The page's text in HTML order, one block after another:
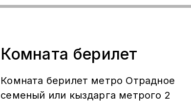
Вотсапка жазгыла.
Комната берилет
Комната берилет метро Отрадное
семеный или кыздарга метрого 2